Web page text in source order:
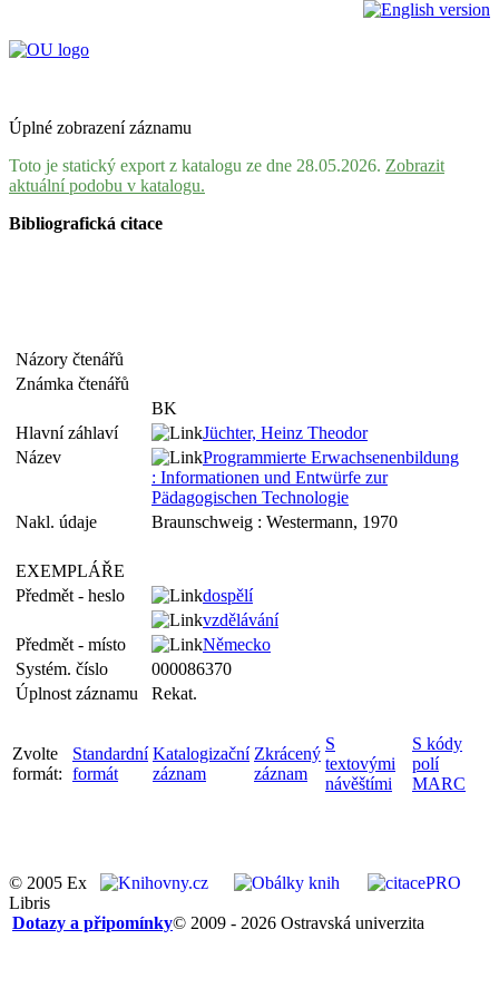
Úplné zobrazení záznamu
Toto je statický export z katalogu ze dne 28.05.2026. Zobrazit
aktuální podobu v katalogu.
Bibliografická citace
Názory čtenářů
Známka čtenářů
BK
Hlavní záhlaví
Jüchter, Heinz Theodor
Název
Programmierte Erwachsenenbildung
: Informationen und Entwürfe zur
Pädagogischen Technologie
Nakl. údaje
Braunschweig : Westermann, 1970
EXEMPLÁŘE
Předmět - heslo
dospělí
vzdělávání
Předmět - místo
Německo
Systém. číslo
000086370
Úplnost záznamu
Rekat.
Zvolte
formát:
Standardní
formát
Katalogizační
záznam
Zkrácený
záznam
S
textovými
návěštími
S kódy
polí
MARC
© 2005 Ex
Libris
© 2009 - 2026 Ostravská univerzita
Dotazy a připomínky